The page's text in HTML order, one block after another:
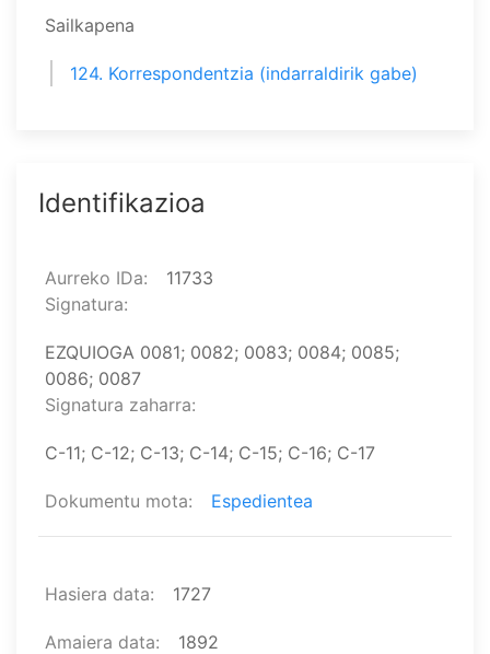
Sailkapena
124. Korrespondentzia (indarraldirik gabe)
Identifikazioa
Aurreko IDa
11733
Signatura
EZQUIOGA 0081; 0082; 0083; 0084; 0085;
0086; 0087
Signatura zaharra
C-11; C-12; C-13; C-14; C-15; C-16; C-17
Dokumentu mota Espedientea
Hasiera data 1727
Amaiera data 1892